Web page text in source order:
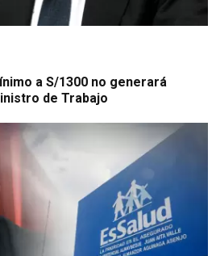
a S/1300 no generará
de Trabajo